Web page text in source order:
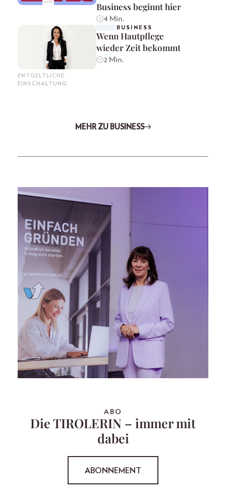
Business beginnt hier
4 Min.
ENTGELTLICHE
EINSCHALTUNG
BUSINESS
Wenn Hautpflege
wieder Zeit bekommt
2 Min.
MEHR ZU BUSINESS
ABO
Die TIROLERIN – immer mit
dabei
ABONNEMENT